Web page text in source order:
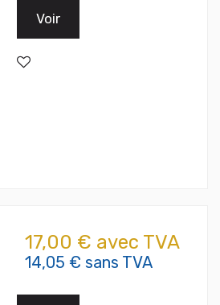
Voir
17,00 € avec TVA
14,05 € sans TVA